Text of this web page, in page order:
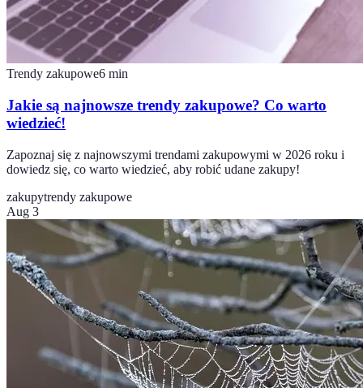
Trendy zakupowe6 min
Jakie są najnowsze trendy zakupowe? Co warto
wiedzieć!
Zapoznaj się z najnowszymi trendami zakupowymi w 2026 roku i
dowiedz się, co warto wiedzieć, aby robić udane zakupy!
zakupytrendy zakupowe
Aug 3